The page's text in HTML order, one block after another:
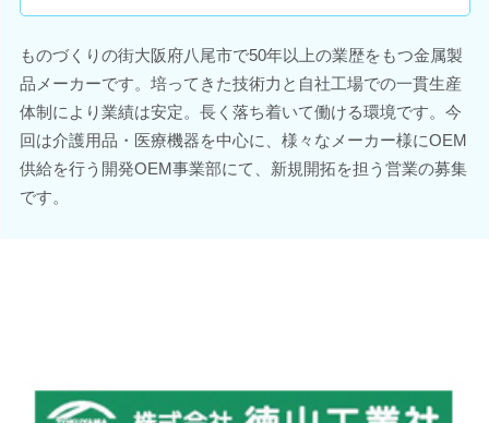
ものづくりの街大阪府八尾市で50年以上の業歴をもつ金属製
品メーカーです。培ってきた技術力と自社工場での一貫生産
体制により業績は安定。長く落ち着いて働ける環境です。今
回は介護用品・医療機器を中心に、様々なメーカー様にOEM
供給を行う開発OEM事業部にて、新規開拓を担う営業の募集
です。